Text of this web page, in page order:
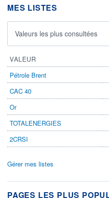
MES LISTES
Valeurs les plus consultées
VALEUR
Pétrole Brent
CAC 40
Or
TOTALENERGIES
2CRSI
Gérer mes listes
PAGES LES PLUS